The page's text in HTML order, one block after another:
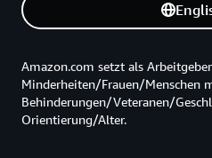
Amazon.com setzt als
Minderheiten/Frauen/Menschen
Behinderungen/Veteranen/
Orientierung/Alter.